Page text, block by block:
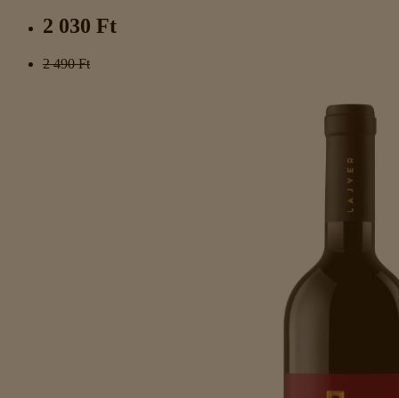
2 030 Ft
2 490 Ft